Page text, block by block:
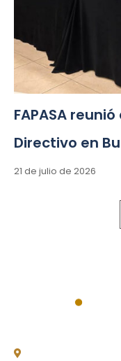
FAPASA
Directivo en
21 de julio de 2026